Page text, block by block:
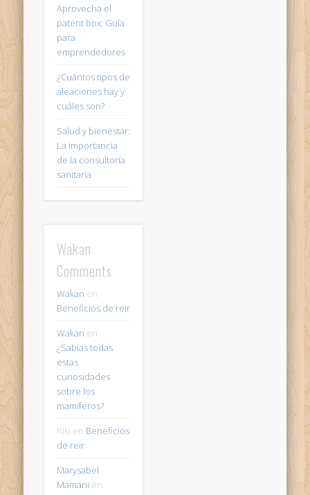
Aprovecha el
patent box: Guía
para
emprendedores
¿Cuántos tipos de
aleaciones hay y
cuáles son?
Salud y bienestar:
La importancia
de la consultoría
sanitaria
Wakan
Comments
Wakan en
Beneficios de reir
Wakan en
¿Sabías todas
estas
curiosidades
sobre los
mamíferos?
Riki en Beneficios
de reir
Marysabel
Mamani en